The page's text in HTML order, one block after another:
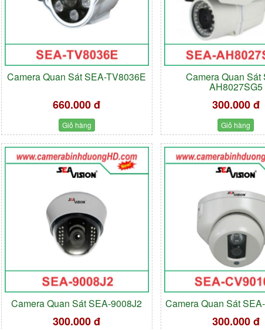
Camera Quan Sát SEA-TV8036E
660.000 đ
Giỏ hàng
Camera Quan Sát
AH8027SG5
300.000 đ
Giỏ hàng
Camera Quan Sát SEA-9008J2
300.000 đ
Camera Quan Sát
300.000 đ